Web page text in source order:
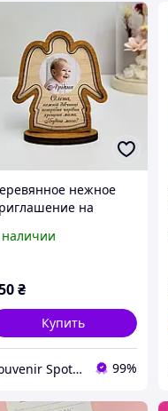
нежное
на
и датой.
₴
Купить
Souvenir Spot - Оригинальные сувенирные изделия 99%